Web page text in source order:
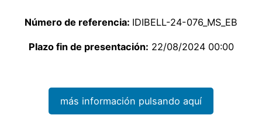
Número de referencia: IDIBELL-24-076_MS_EB
Plazo fin de presentación: 22/08/2024 00:00
más información pulsando aquí